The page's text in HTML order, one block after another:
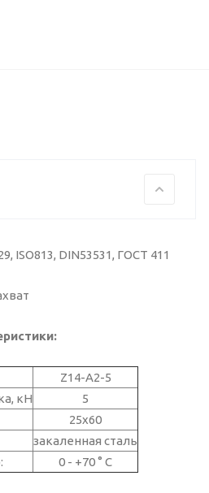
ISO813, DIN53531, ГОСТ 411
Z14-A2-5
кН
5
25х60
закаленная сталь
0 - +70 ° C